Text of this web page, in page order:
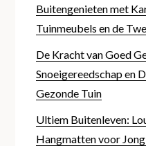
Buitengenieten met
Tuinmeubels en de
De Kracht van Goed
Snoeigereedschap en
Gezonde Tuin
Ultiem Buitenleven:
Hangmatten voor